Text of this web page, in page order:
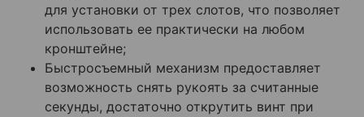
для установки от трех слотов, что позволяет
использовать ее практически на любом
кронштейне;
Быстросъемный механизм предоставляет
возможность снять рукоять за считанные
секунды, достаточно открутить винт при